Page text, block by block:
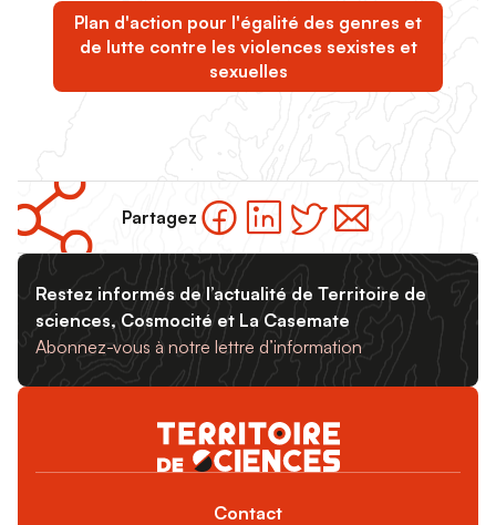
Plan d'action pour l'égalité des genres et
de lutte contre les violences sexistes et
sexuelles
Partagez
Restez informés de l’actualité de Territoire de
sciences, Cosmocité et La Casemate
Abonnez-vous à notre lettre d’information
Contact